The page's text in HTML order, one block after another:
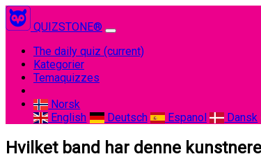
QUIZSTONE®
The daily quiz (current)
Kategorier
Temaquizzes
Norsk
English
Deutsch Espanol Dansk
Hvilket band har denne